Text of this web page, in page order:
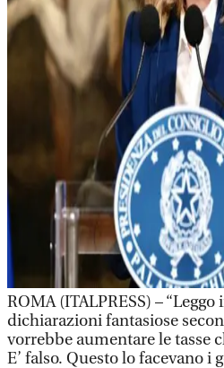
ROMA (ITALPRESS) –
dichiarazioni fantasiose
vorrebbe aumentare le tasse
E’ falso. Questo lo facevano i